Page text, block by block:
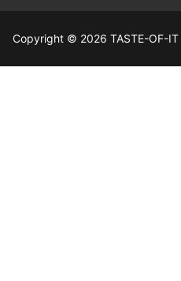
Copyright © 2026 TASTE-OF-IT